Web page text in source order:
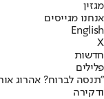
מגזין
אנחנו מגייסים
English
X
חדשות
פלילים
"תנסה לברוח? אהרוג
ודקירה